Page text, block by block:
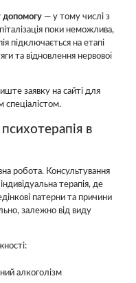
допомогу — у тому числі з
поки неможлива,
підключається на етапі
та відновлення нервової
заявку на сайті для
спеціалістом.
в
робота. Консультування
терапія, де
патерни та причини
залежно від виду
алкоголізм